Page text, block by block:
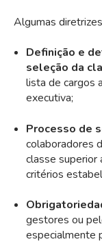
Algumas
Definição e
seleção da
lista de cargos
executiva;
Processo de
colaboradores
classe superior
critérios
gestores ou
especialmente